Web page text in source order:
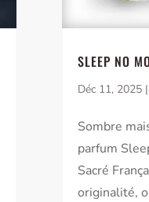
SLEEP NO
Déc 11, 2025|
Sombre
parfum
Sacré
originalité,